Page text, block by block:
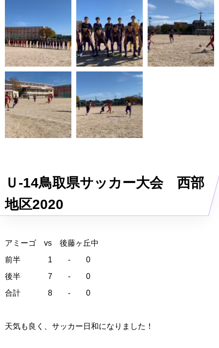
Ｕ-14鳥取県サッカー大会 西部
地区2020
アミーゴ vs 後藤ヶ丘中
前半 1 - 0
後半 7 - 0
合計 8 - 0
天気も良く、サッカー日和になりました！